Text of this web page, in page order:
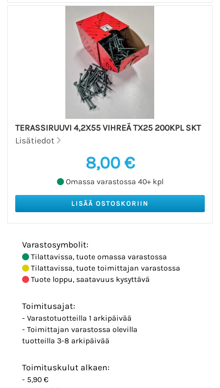
TERASSIRUUVI 4,2X55 VIHREÄ TX25 200KPL SKT
Lisätiedot
8,00 €
Omassa varastossa 40+ kpl
Varastosymbolit:
Tilattavissa, tuote omassa varastossa
Tilattavissa, tuote toimittajan varastossa
Tuote loppu, saatavuus kysyttävä
Toimitusajat:
- Varastotuotteilla 1 arkipäivää
- Toimittajan varastossa olevilla
tuotteilla 3-8 arkipäivää
Toimituskulut alkaen:
- 5,90 €